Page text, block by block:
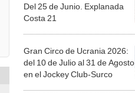
Del 25 de Junio. Explanada
Costa 21
Gran Circo de Ucrania 2026:
del 10 de Julio al 31 de Agosto
en el Jockey Club-Surco